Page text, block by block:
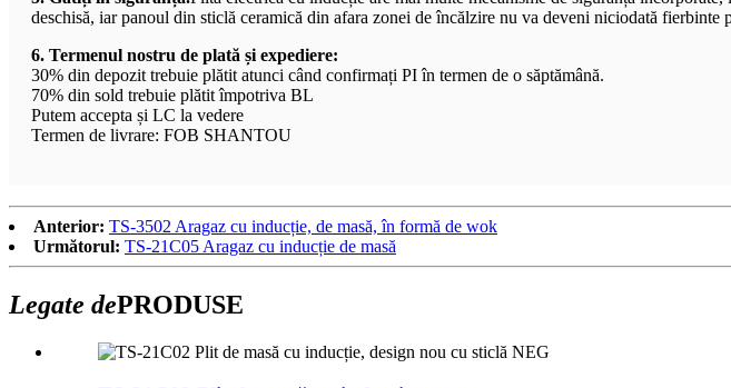
deschisă, iar panoul din sticlă ceramică din afara zonei de încălzire nu va deveni niciodată fierbinte
6. Termenul nostru de plată și expediere:
30% din depozit trebuie plătit atunci când confirmați PI în termen de o săptămână.
70% din sold trebuie plătit împotriva BL
Putem accepta și LC la vedere
Termen de livrare: FOB SHANTOU
Anterior: TS-3502 Aragaz cu inducție, de masă, în formă de wok
Următorul: TS-21C05 Aragaz cu inducție de masă
Legate dePRODUSE